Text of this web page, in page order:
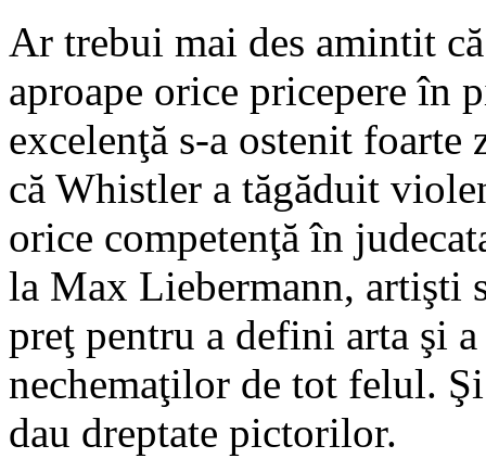
Ar trebui mai des amintit
aproape orice pricepere în
excelenţă s-a ostenit foarte
că Whistler a tăgăduit
orice competenţă în
la Max Liebermann, artişti
preţ pentru a defini arta şi a
nechemaţilor de tot felul.
dau dreptate pictorilor.